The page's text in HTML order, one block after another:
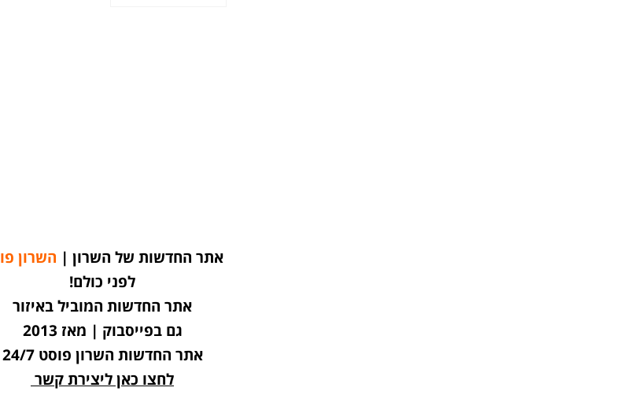
אתר החדשות של השרון | השרון
לפני כולם!
אתר החדשות המוביל באיזור
גם בפייסבוק | מאז 2013
אתר החדשות השרון פוסט 24/7
לחצו כאן ליצירת קשר